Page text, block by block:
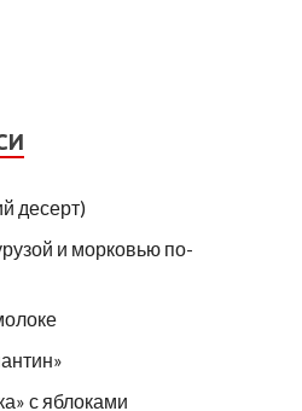
десерт)
и морковью по-
с яблоками